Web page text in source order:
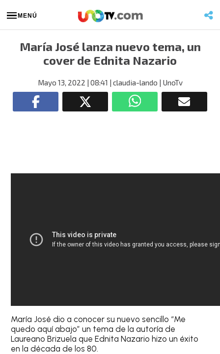
MENÚ
María José lanza nuevo tema, un
cover de Ednita Nazario
Mayo 13, 2022 | 08:41 | claudia-lando | UnoTv
María José dio a conocer su nuevo sencillo “Me
quedo aquí abajo” un tema de la autoría de
Laureano Brizuela que Ednita Nazario hizo un éxito
en la década de los 80.